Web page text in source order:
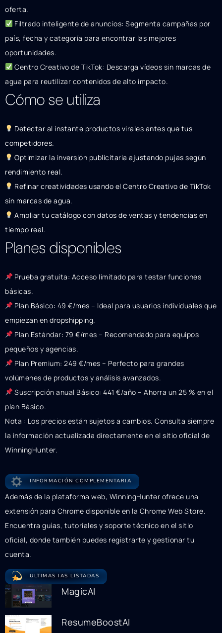
oferta.
Filtrado inteligente de anuncios: Segmenta campañas por
país, fecha y categoría para encontrar las mejores
oportunidades.
Centro Creativo de TikTok: Descarga vídeos sin marcas de
agua para reutilizar contenidos de alto impacto.
Cómo se utiliza
Detectar al instante productos virales antes que tus
competidores.
Optimizar la inversión publicitaria ajustando pujas según
rendimiento real.
Refinar creatividades usando el Centro Creativo de TikTok
sin marcas de agua.
Ampliar tu catálogo con datos de ventas y tendencias en
tiempo real.
Planes disponibles
Prueba gratuita: Acceso limitado para testar funciones
básicas.
Plan Básico: 49 €/mes – Ideal para usuarios individuales que
empiezan en dropshipping.
Plan Estándar: 79 €/mes – Recomendado para equipos
pequeños y agencias.
Plan Premium: 249 €/mes – Perfecto para grandes
volúmenes de productos y análisis avanzados.
Suscripción anual Básico: 441 €/año – Ahorra un 25 % en el
plan Básico.
Nota : Los precios están sujetos a cambios. Consulta siempre
la información actualizada directamente en el sitio oficial de
WinningHunter.
INFORMACIÓN COMPLEMENTARIA
Además de la plataforma web, WinningHunter ofrece una
extensión para Chrome disponible en la Chrome Web Store.
Encuentra guías, tutoriales y soporte técnico en el sitio
oficial, donde también puedes registrarte y gestionar tu
cuenta.
ULTIMAS IAS LISTADAS
MagicAI
ResumeBoostAI